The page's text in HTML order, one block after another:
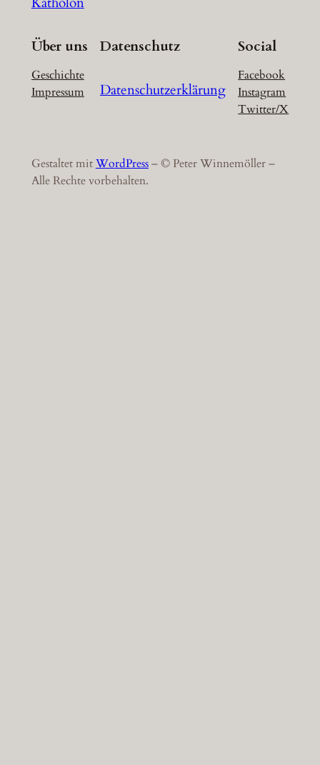
Über uns
Geschichte
Impressum
Datenschutz
Datenschutzerklärung
Social
Facebook
Instagram
Twitter/X
Gestaltet mitWordPress– © Peter Winnemöller –
Alle Rechte vorbehalten.